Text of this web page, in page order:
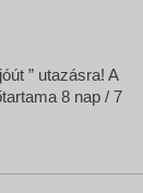
” utazásra! A
8 nap / 7